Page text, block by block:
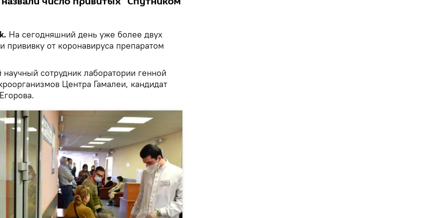
На сегодняшний день уже более двух
прививку от коронавируса препаратом
сотрудник лаборатории генной
Центра Гамалеи, кандидат